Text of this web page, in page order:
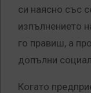
си наясно със
изпълнението
го правиш, а
допълни
Когато